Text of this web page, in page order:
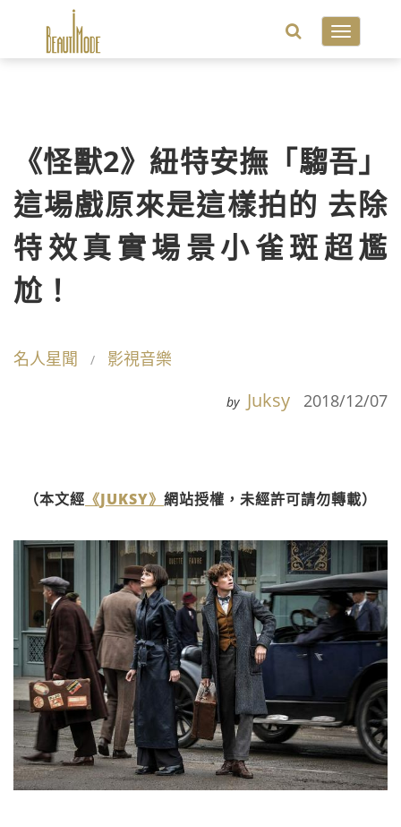
Toggle
《怪獸2》紐特安撫「騶吾」
這場戲原來是這樣拍的 去除
特效真實場景小雀斑超尷
尬！
名人星聞 影視音樂
by Juksy 2018/12/07
（本文經 《JUKSY》 網站授權，未經許可請勿轉載）